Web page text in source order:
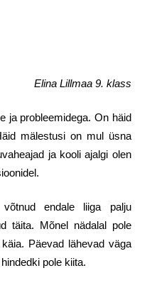
Elina Lillmaa 9. klass
ja probleemidega. On häid
mälestusi on mul üsna
ja kooli ajalgi olen
endale liiga palju
täita. Mõnel nädalal pole
Päevad lähevad väga
pole kiita.